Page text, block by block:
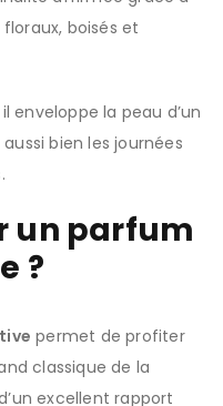
boisés et
enveloppe la peau d’un
bien les journées
un parfum
?
permet de profiter
classique de la
excellent rapport